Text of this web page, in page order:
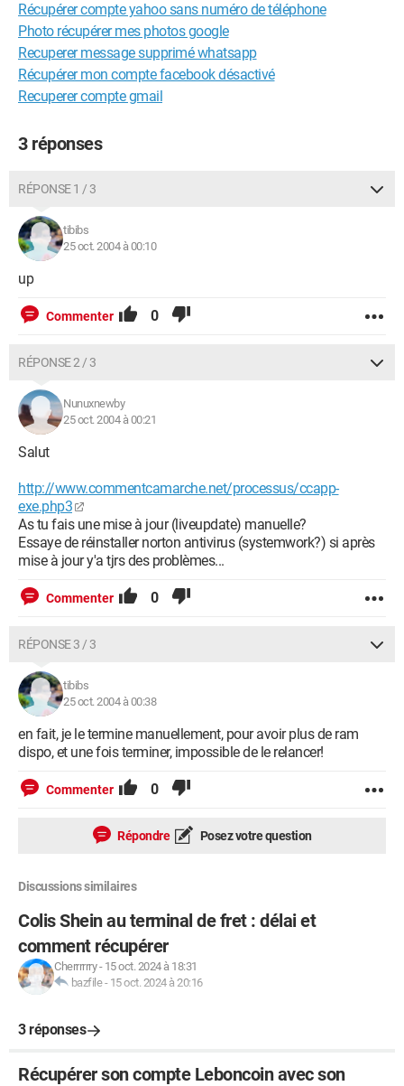
Récupérer compte yahoo sans numéro de téléphone
Photo récupérer mes photos google
Recuperer message supprimé whatsapp
Récupérer mon compte facebook désactivé
Recuperer compte gmail
3 réponses
RÉPONSE 1 / 3
tibibs
25 oct. 2004 à 00:10
up
Commenter 0
RÉPONSE 2 / 3
Nunuxnewby
25 oct. 2004 à 00:21
Salut
http://www.commentcamarche.net/processus/ccapp-
exe.php3
As tu fais une mise à jour (liveupdate) manuelle?
Essaye de réinstaller norton antivirus (systemwork?) si après
mise à jour y'a tjrs des problèmes...
Commenter 0
RÉPONSE 3 / 3
tibibs
25 oct. 2004 à 00:38
en fait, je le termine manuellement, pour avoir plus de ram
dispo, et une fois terminer, impossible de le relancer!
Commenter 0
Répondre Posez votre question
Discussions similaires
Colis Shein au terminal de fret : délai et
comment récupérer
Cherrrrrry- 15 oct. 2024 à 18:31
bazfile- 15 oct. 2024 à 20:16
3 réponses
Récupérer son compte Leboncoin avec son